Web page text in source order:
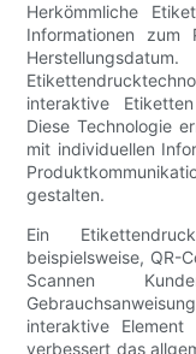
Herkömmliche
Informationen zum
interaktive
Diese Technologie
mit individuellen
gestalten.
Ein
beispielsweise, QR-
Scannen
interaktive
verbessert das